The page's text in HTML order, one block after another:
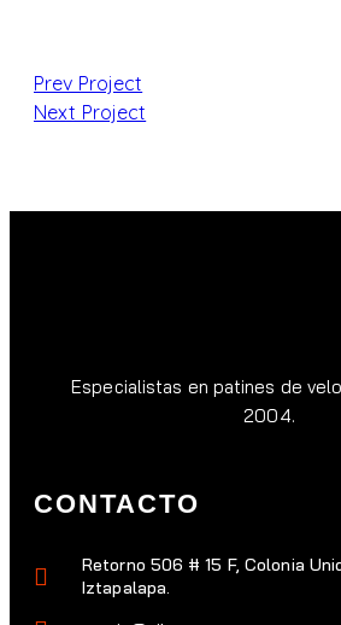
Prev Project
Next Project
Especialistas en patines de
2004.
CONTACTO
Retorno 506 # 15 F, Colonia
Iztapalapa.